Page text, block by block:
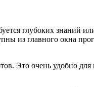
глубоких знаний
из главного окна
Это очень удобно для